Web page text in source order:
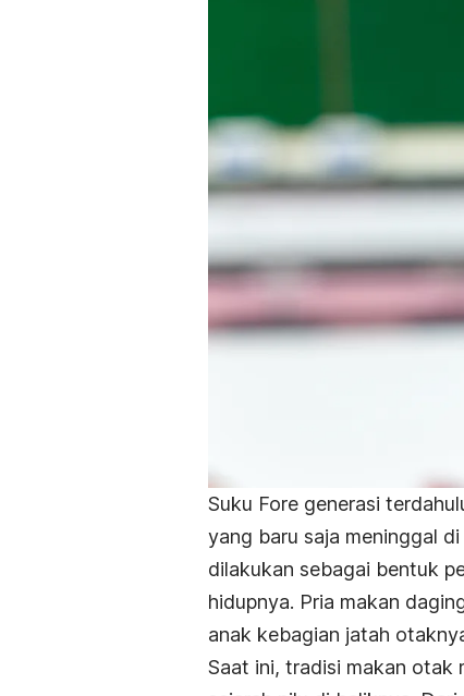
Suku Fore generasi
yang baru saja meninggal
dilakukan sebagai bentuk
hidupnya. Pria makan
anak kebagian jatah
Saat ini, tradisi makan otak